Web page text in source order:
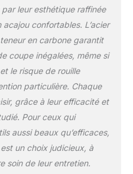
thermomètre à
viande sont inclus
dans notre cadeau
promotionnel. Que
vous cuisiniez à la
maison ou en plein
air, il y a quelque
chose pour vous.
Matériau : les lames
des couteaux de
cuisine sont
fabriquées en acier
au carbone de
haute qualité,
leur esthétique raffinée
confortables. L’acier
en carbone garantit
coupe inégalées, même si
le risque de rouille
particulière. Chaque
grâce à leur efficacité et
Pour ceux qui
aussi beaux qu’efficaces,
un choix judicieux, à
soin de leur entretien.